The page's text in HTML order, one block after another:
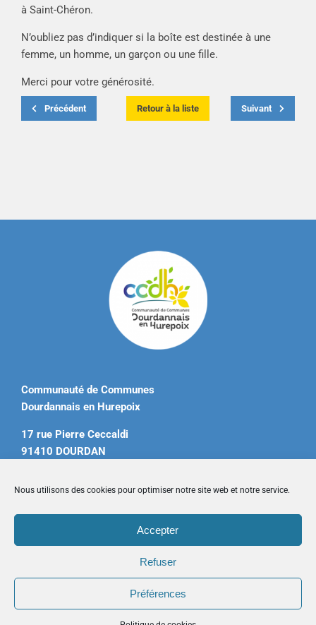
Nous utilisons des cookies pour optimiser notre site web et notre service.
Accepter
Refuser
Préférences
à Saint-Chéron.
N’oubliez pas d’indiquer si la boîte est destinée à une
femme, un homme, un garçon ou une fille.
Merci pour votre générosité.
Précédent Retour à la liste Suivant
Communauté de Communes
Dourdannais en Hurepoix
17 rue Pierre Ceccaldi
91410 DOURDAN
contact@ccdourdannais.com
Accueil|Plan du site|Mentions légales|Contactez-nous
Copyright © 2026 CCDH. Tous droits réservés.